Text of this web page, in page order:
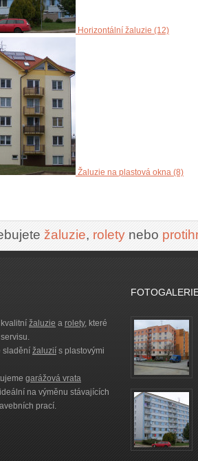
Horizontální žaluzie (12)
Žaluzie na plastová okna (8)
žaluzie, roletynebo
žaluzie a rolety, které
sladění žaluzií s plastovými
garážová vrata
na výměnu stávajících
prací.